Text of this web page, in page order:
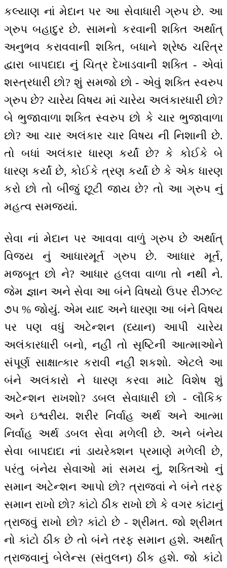
કલ્યાણ નાં મેદાન પર આ સેવાધારી ગ્રુપ છે. આ
ગ્રુપ બહાદુર છે. સામનો કરવાની શક્તિ અર્થાત્
અનુભવ કરાવવાની શક્તિ, બધાને શ્રેષ્ઠ ચરિત્ર
દ્વારા બાપદાદા નું ચિત્ર દેખાડવાની શક્તિ - એવાં
શસ્ત્રધારી છો? શું સમજો છો - એવું શક્તિ સ્વરુપ
ગ્રુપ છે? ચારેય વિષય માં ચારેય અલંકારધારી છો?
બે ભુજાવાળા શક્તિ સ્વરુપ છો કે ચાર ભુજાવાળા
છો? આ ચાર અલંકાર ચાર વિષય ની નિશાની છે.
તો બધાં અલંકાર ધારણ કર્યાં છે? કે કોઈકે બે
ધારણ કર્યાં છે, કોઈકે ત્રણ કર્યાં છે કે એક ધારણ
કરો છો તો બીજું છૂટી જાય છે? તો આ ગ્રુપ નું
મહત્વ સમજ્યાં.
સેવા નાં મેદાન પર આવવા વાળું ગ્રુપ છે અર્થાત્
વિજય નું આધારમૂર્ત ગ્રુપ છે. આધાર મૂર્ત,
મજબૂત છો ને? આધાર હલવા વાળા તો નથી ને.
જેમ જ્ઞાન અને સેવા આ બંને વિષયો ઉપર રીઝલ્ટ
૭૫ % જોયું. એમ યાદ અને ધારણા આ બંને વિષય
પર પણ વધું અટેન્શન (ધ્યાન) આપી ચારેય
અલંકારધારી બનો, નહીં તો સૃષ્ટિની આત્માઓને
સંપૂર્ણ સાક્ષાત્કાર કરાવી નહીં શકશો. એટલે આ
બંને અલંકારો ને ધારણ કરવા માટે વિશેષ શું
અટેન્શન રાખશો? ડબલ સેવાધારી છો - લૌકિક
અને ઇશ્વરીય. શરીર નિર્વાહ અર્થ અને આત્મા
નિર્વાહ અર્થ ડબલ સેવા મળેલી છે. અને બંનેય
સેવા બાપદાદા નાં ડાયરેક્શન પ્રમાણે મળેલી છે,
પરંતુ બંનેય સેવાઓ માં સમય નું, શક્તિઓ નું
સમાન અટેન્શન આપો છો? ત્રાજવાં ને બંને તરફ
સમાન રાખો છો? કાંટો ઠીક રાખો છો કે વગર કાંટાનું
ત્રાજવું રાખો છો? કાંટો છે - શ્રીમત. જો શ્રીમત
નો કાંટો ઠીક છે તો બંને તરફ સમાન હશે. અર્થાત્
ત્રાજવાનું બેલેન્સ (સંતુલન) ઠીક હશે. જો કાંટો